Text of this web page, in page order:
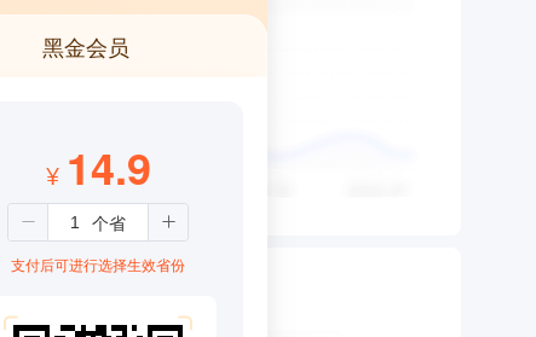
黑金会员
¥ 14.9
支付后可进行选择生效省份